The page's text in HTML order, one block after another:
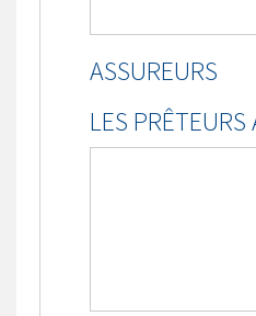
ASSUREURS
LES PRÊTEURS